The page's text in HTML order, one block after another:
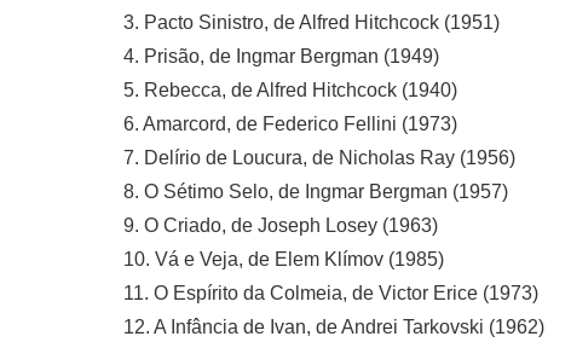
3. Pacto Sinistro, de Alfred Hitchcock (1951)
4. Prisão, de Ingmar Bergman (1949)
5. Rebecca, de Alfred Hitchcock (1940)
6. Amarcord, de Federico Fellini (1973)
7. Delírio de Loucura, de Nicholas Ray (1956)
8. O Sétimo Selo, de Ingmar Bergman (1957)
9. O Criado, de Joseph Losey (1963)
10. Vá e Veja, de Elem Klímov (1985)
11. O Espírito da Colmeia, de Victor Erice (1973)
12. A Infância de Ivan, de Andrei Tarkovski (1962)